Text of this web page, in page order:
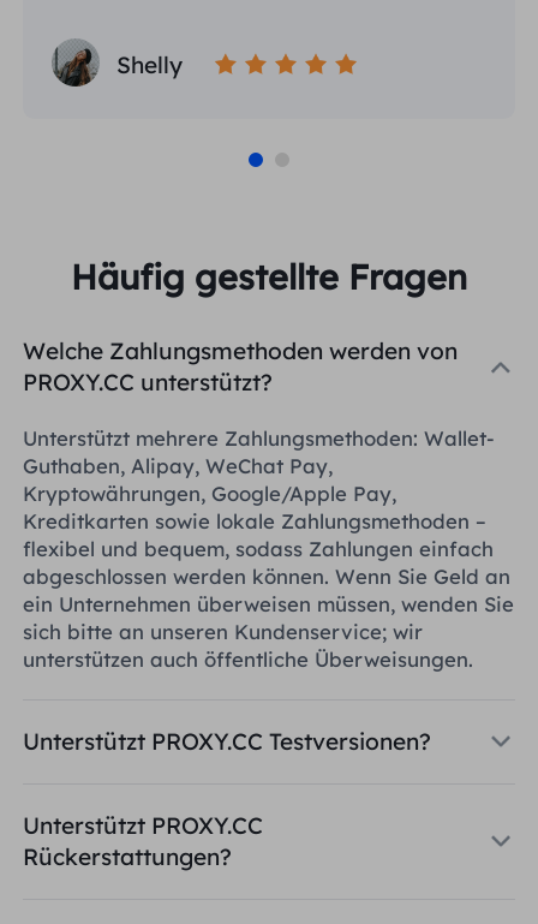
Shelly
Häufig gestellte Fragen
Welche Zahlungsmethoden werden von
PROXY.CC unterstützt?
Unterstützt mehrere Zahlungsmethoden: Wallet-
Guthaben, Alipay, WeChat Pay,
Kryptowährungen, Google/Apple Pay,
Kreditkarten sowie lokale Zahlungsmethoden –
flexibel und bequem, sodass Zahlungen einfach
abgeschlossen werden können. Wenn Sie Geld an
ein Unternehmen überweisen müssen, wenden Sie
sich bitte an unseren Kundenservice; wir
unterstützen auch öffentliche Überweisungen.
Unterstützt PROXY.CC Testversionen?
Unterstützt PROXY.CC
Rückerstattungen?